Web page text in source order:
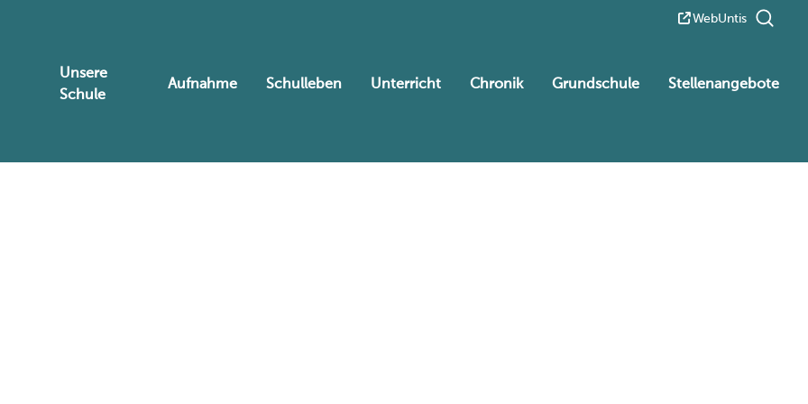
WebUntis
Unsere
Schule
Aufnahme Schulleben Unterricht Chronik Grundschule Stellenangebote